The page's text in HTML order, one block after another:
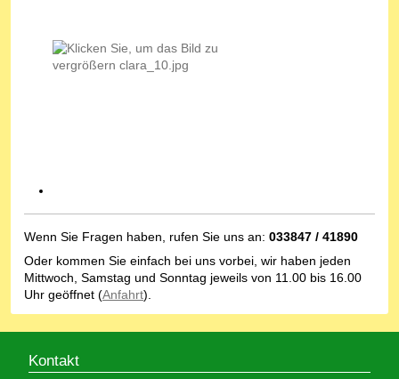
Wenn Sie Fragen haben, rufen Sie uns an: 033847 / 41890
Oder kommen Sie einfach bei uns vorbei, wir haben jeden
Mittwoch, Samstag und Sonntag jeweils von 11.00 bis 16.00
Uhr geöffnet (Anfahrt).
Kontakt